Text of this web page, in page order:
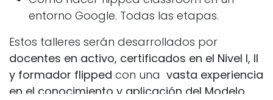
entorno Google. Todas las etapas.
Estos talleres serán desarrollados por
docentes en activo, certificados en el Nivel I, II
y formador flipped con una vasta experiencia
en el conocimiento y aplicación del Modelo